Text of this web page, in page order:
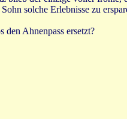
solche Erlebnisse zu
den Ahnenpass ersetzt?